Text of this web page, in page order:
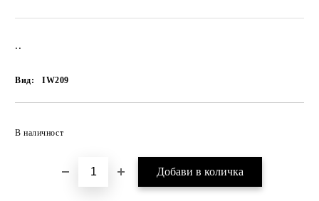
..
Вид: IW209
В наличност